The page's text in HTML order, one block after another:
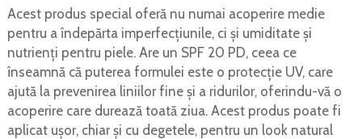
Acest produs special oferă nu numai acoperire medie
pentru a îndepărta imperfecțiunile, ci și umiditate și
nutrienți pentru piele. Are un SPF 20 PD, ceea ce
înseamnă că puterea formulei este o protecție UV, care
ajută la prevenirea liniilor fine și a ridurilor, oferindu-vă o
acoperire care durează toată ziua. Acest produs poate fi
aplicat ușor, chiar și cu degetele, pentru un look natural